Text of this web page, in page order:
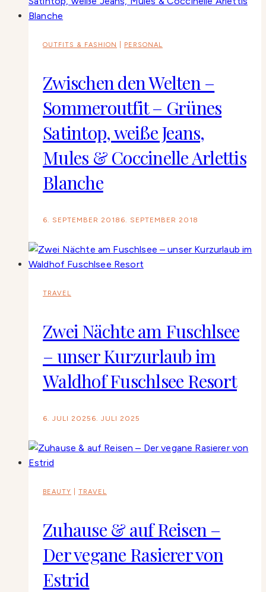
OUTFITS & FASHION PERSONAL
Zwischen den Welten –
Sommeroutfit – Grünes
Satintop, weiße Jeans,
Mules & Coccinelle Arlettis
Blanche
6. SEPTEMBER 2018 6. SEPTEMBER 2018
TRAVEL
Zwei Nächte am Fuschlsee
– unser Kurzurlaub im
Waldhof Fuschlsee Resort
6. JULI 2025 6. JULI 2025
BEAUTY TRAVEL
Zuhause & auf Reisen –
Der vegane Rasierer von
Estrid